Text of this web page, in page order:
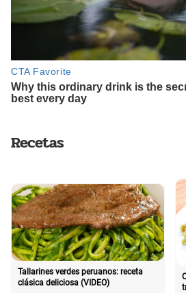
Recetas
Tallarines verdes peruanos: receta
clásica deliciosa (VIDEO)